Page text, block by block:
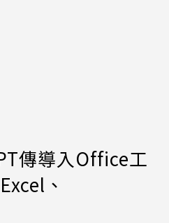
傳導入Office工
、